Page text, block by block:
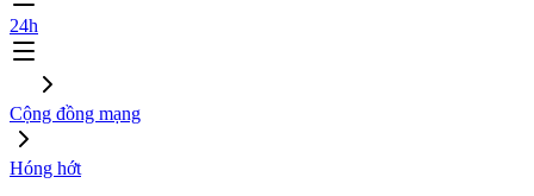
24h
Cộng đồng mạng
Hóng hớt